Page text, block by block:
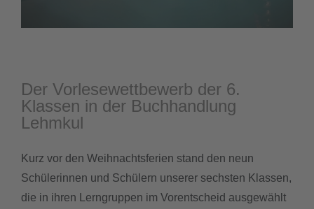
Der Vorlesewettbewerb der 6.
Klassen in der Buchhandlung
Lehmkul
Kurz vor den Weihnachtsferien stand den neun
Schülerinnen und Schülern unserer sechsten Klassen,
die in ihren Lerngruppen im Vorentscheid ausgewählt
downloads
sgw.klassenarbeiten